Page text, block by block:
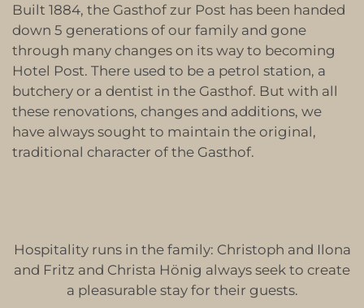
Built 1884, the Gasthof zur Post has been handed
down 5 generations of our family and gone
through many changes on its way to becoming
Hotel Post. There used to be a petrol station, a
butchery or a dentist in the Gasthof. But with all
these renovations, changes and additions, we
have always sought to maintain the original,
traditional character of the Gasthof.
Hospitality runs in the family: Christoph and Ilona
and Fritz and Christa Hönig always seek to create
a pleasurable stay for their guests.